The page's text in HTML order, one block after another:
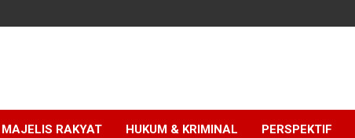
MAJELIS RAKYAT HUKUM & KRIMINAL PERSPEKTIF